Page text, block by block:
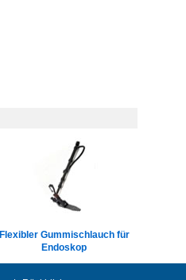
Flexibler Gummischlauch für
Endoskop